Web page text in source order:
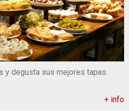
y degusta sus mejores tapas.
+ info